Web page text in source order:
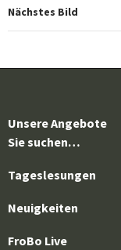
Nächstes Bild
Unsere Angebote
Sie suchen…
Tageslesungen
Neuigkeiten
FroBo Live